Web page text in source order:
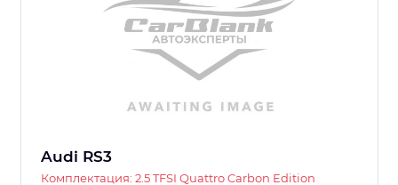
Audi RS3
Комплектация: 2.5 TFSI Quattro Carbon Edition